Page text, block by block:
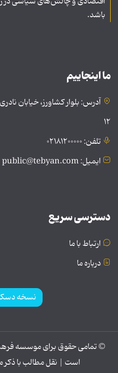
باشد.
ما اینجاییم
آدرس: بلوار کشاورز، خیابان
۱۲
تلفن: ۰۲۱۸۱۲۰۰۰۰۰
ایمیل: public@tebyan.com
دسترسی سریع
ارتباط با ما
درباره ما
نسخه
© تمامی حقوق برای موسسه
است | نقل مطالب با ذکر